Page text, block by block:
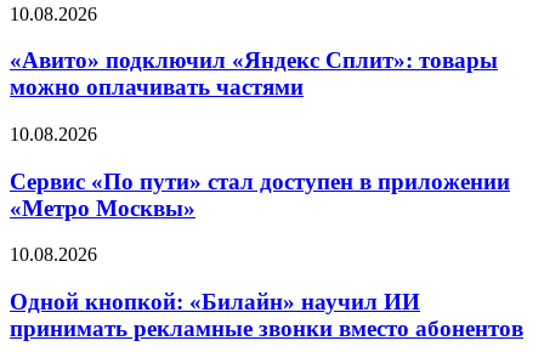
10.08.2026
«Авито» подключил «Яндекс Сплит»: товары
можно оплачивать частями
10.08.2026
Сервис «По пути» стал доступен в приложении
«Метро Москвы»
10.08.2026
Одной кнопкой: «Билайн» научил ИИ
принимать рекламные звонки вместо абонентов